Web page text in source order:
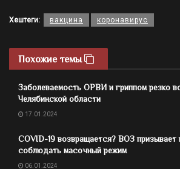
Хештеги: вакцина коронавирус
Похожие темы
Заболеваемость ОРВИ и гриппом резко
Челябинской области
17.01.2024
COVID-19 возвращается? ВОЗ призывает
соблюдать масочный режим
06.01.2024